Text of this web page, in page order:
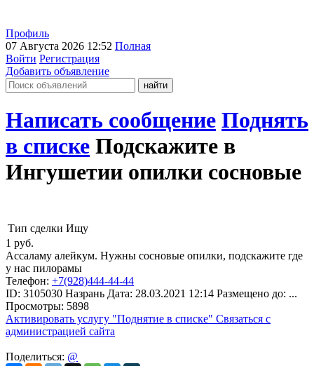
Профиль
07 Августа 2026 12:52 Полная
Войти Регистрация
Добавить объявление
Написать сообщение Поднять
в списке Подскажите в
Ингушетии опилки сосновые
Тип сделки Ищу
1 руб.
Ассаламу алейкум. Нужны сосновые опилки, подскажите где
у нас пилорамы
Телефон: +7(928)444-44-44
ID: 3105030 Назрань Дата: 28.03.2021 12:14 Размещено до: ...
Просмотры: 5898
Активировать услугу "Поднятие в списке" Связаться с
администрацией сайта
Поделиться: @